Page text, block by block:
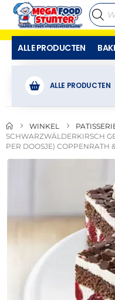
ALLE PRODUCTEN
ALLE PRODUCTEN
WINKEL
SCHWARZWÄLDERKIRSCH
PER DOOSJE) COPPENRATH